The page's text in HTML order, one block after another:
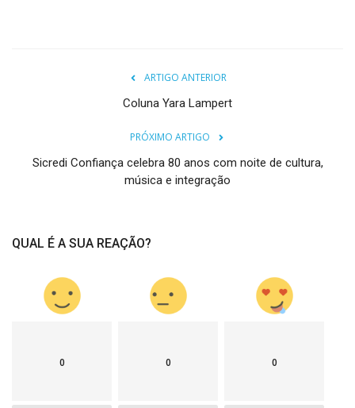
ARTIGO ANTERIOR
Coluna Yara Lampert
PRÓXIMO ARTIGO
Sicredi Confiança celebra 80 anos com noite de cultura,
música e integração
QUAL É A SUA REAÇÃO?
0 0 0